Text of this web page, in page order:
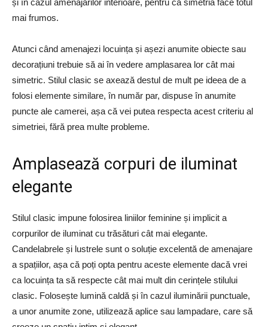
și în cazul amenajărilor interioare, pentru că simetria face totul
mai frumos.
Atunci când amenajezi locuința și așezi anumite obiecte sau
decorațiuni trebuie să ai în vedere amplasarea lor cât mai
simetric. Stilul clasic se axează destul de mult pe ideea de a
folosi elemente similare, în număr par, dispuse în anumite
puncte ale camerei, așa că vei putea respecta acest criteriu al
simetriei, fără prea multe probleme.
Amplasează corpuri de iluminat
elegante
Stilul clasic impune folosirea liniilor feminine și implicit a
corpurilor de iluminat cu trăsături cât mai elegante.
Candelabrele și lustrele sunt o soluție excelentă de amenajare
a spațiilor, așa că poți opta pentru aceste elemente dacă vrei
ca locuința ta să respecte cât mai mult din cerințele stilului
clasic. Folosește lumină caldă și în cazul iluminării punctuale,
a unor anumite zone, utilizează aplice sau lampadare, care să